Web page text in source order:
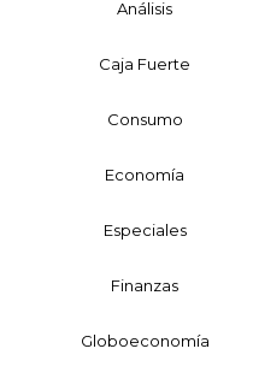
Análisis
Caja Fuerte
Consumo
Economía
Especiales
Finanzas
Globoeconomía